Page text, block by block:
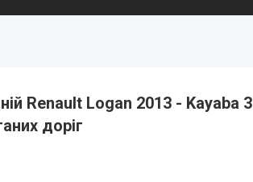
Renault Logan 2013 - Kayaba
доріг